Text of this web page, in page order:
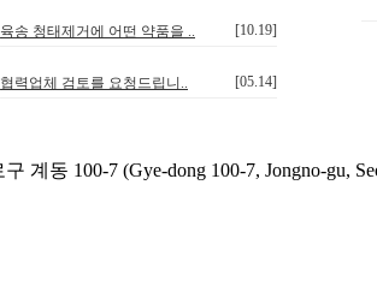
육송 청태제거에 어떤 약품을 .. [10.19]
협력업체 검토를 요청드립니.. [05.14]